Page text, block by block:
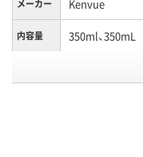
メーカー Kenvue
内容量 350ml、350mL